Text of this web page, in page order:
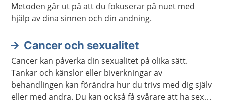
Metoden går ut på att du fokuserar på nuet med
hjälp av dina sinnen och din andning.
Cancer och sexualitet
Cancer kan påverka din sexualitet på olika sätt.
Tankar och känslor eller biverkningar av
behandlingen kan förändra hur du trivs med dig själv
eller med andra. Du kan också få svårare att ha sex